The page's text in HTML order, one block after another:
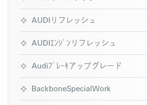
AUDIリフレッシュ
AUDIｴﾝｼﾞﾝリフレッシュ
Audiﾌﾞﾚｰｷアップグレード
BackboneSpecialWork